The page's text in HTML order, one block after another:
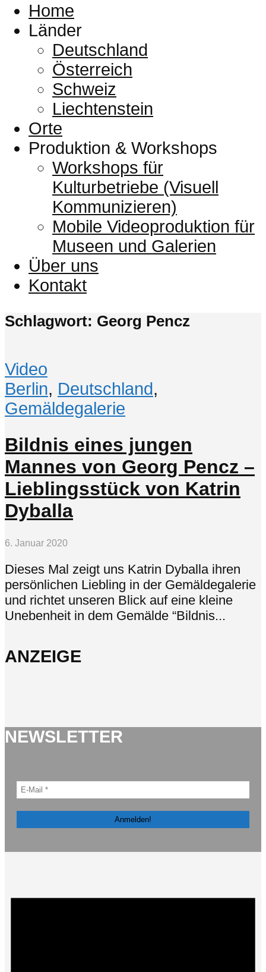
Home
Länder
Deutschland
Österreich
Schweiz
Liechtenstein
Orte
Produktion & Workshops
Workshops für
Kulturbetriebe (Visuell
Kommunizieren)
Mobile Videoproduktion für
Museen und Galerien
Über uns
Kontakt
Schlagwort: Georg Pencz
Video
Berlin, Deutschland,
Gemäldegalerie
Bildnis eines jungen
Mannes von Georg Pencz –
Lieblingsstück von Katrin
Dyballa
6. Januar 2020
Dieses Mal zeigt uns Katrin Dyballa ihren
persönlichen Liebling in der Gemäldegalerie
und richtet unseren Blick auf eine kleine
Unebenheit in dem Gemälde “Bildnis...
ANZEIGE
NEWSLETTER